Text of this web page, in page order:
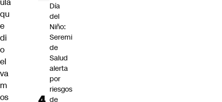
qu
e
di
o
el
va
m
os
Día
del
Niño:
Seremi
de
Salud
alerta
por
riesgos
de